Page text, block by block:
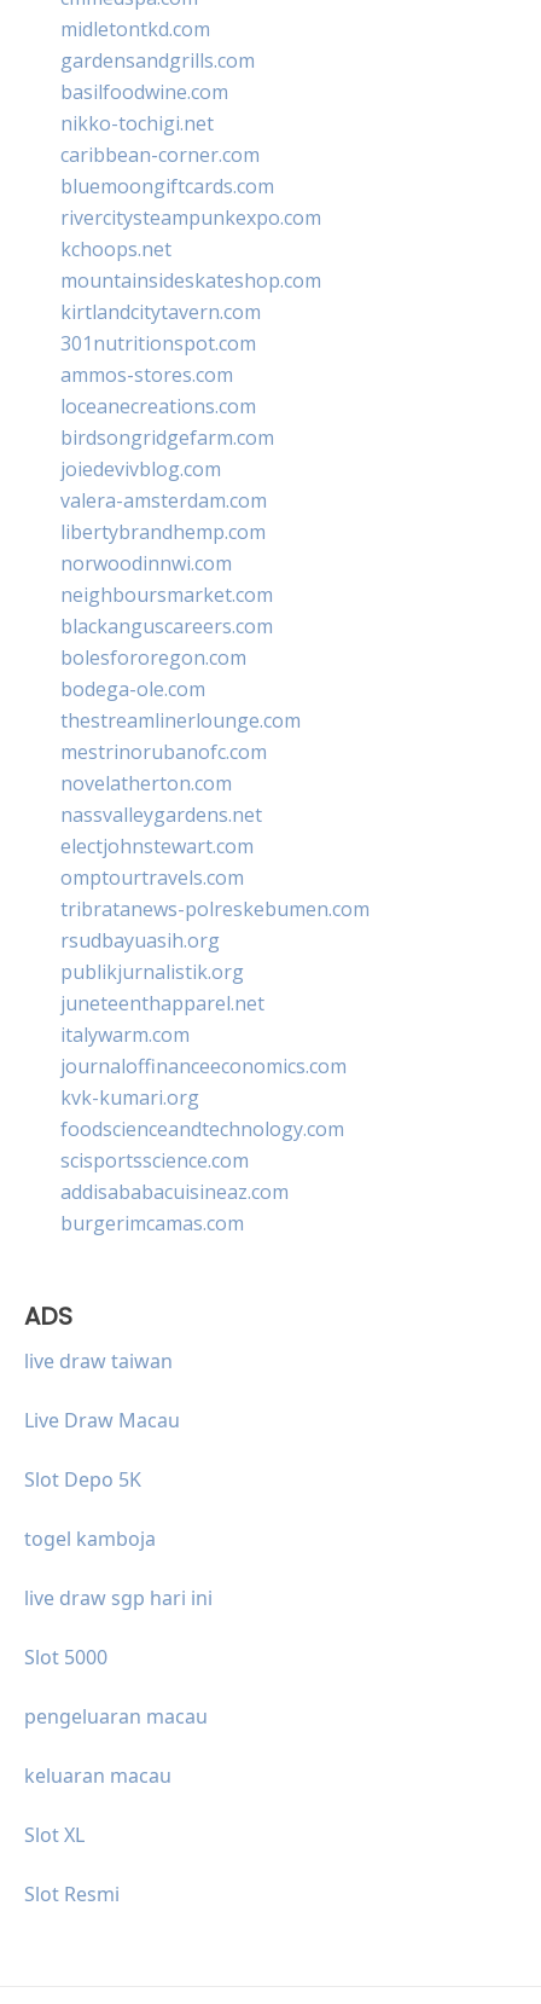
midletontkd.com
gardensandgrills.com
basilfoodwine.com
nikko-tochigi.net
caribbean-corner.com
bluemoongiftcards.com
rivercitysteampunkexpo.com
kchoops.net
mountainsideskateshop.com
kirtlandcitytavern.com
301nutritionspot.com
ammos-stores.com
loceanecreations.com
birdsongridgefarm.com
joiedevivblog.com
valera-amsterdam.com
libertybrandhemp.com
norwoodinnwi.com
neighboursmarket.com
blackanguscareers.com
bolesfororegon.com
bodega-ole.com
thestreamlinerlounge.com
mestrinorubanofc.com
novelatherton.com
nassvalleygardens.net
electjohnstewart.com
omptourtravels.com
tribratanews-polreskebumen.com
rsudbayuasih.org
publikjurnalistik.org
juneteenthapparel.net
italywarm.com
journaloffinanceeconomics.com
kvk-kumari.org
foodscienceandtechnology.com
scisportsscience.com
addisababacuisineaz.com
burgerimcamas.com
ADS
live draw taiwan
Live Draw Macau
Slot Depo 5K
togel kamboja
live draw sgp hari ini
Slot 5000
pengeluaran macau
keluaran macau
Slot XL
Slot Resmi